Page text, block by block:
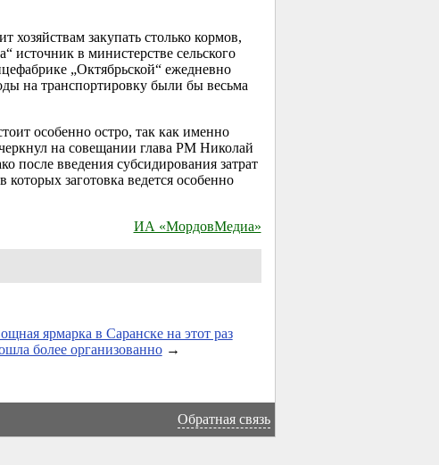
хозяйствам закупать столько кормов,
источник в министерстве сельского
„Октябрьской“ ежедневно
на транспортировку были бы весьма
особенно остро, так как именно
на совещании глава РМ Николай
после введения субсидирования затрат
заготовка ведется особенно
ИА «МордовМедиа»
ярмарка в Саранске на этот раз
более организованно→
Обратная связь